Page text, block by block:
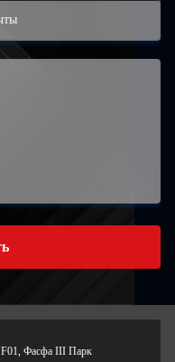
F01, Фасфа III Парк